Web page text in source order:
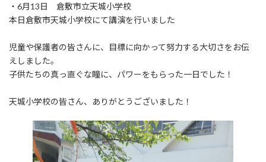
・6月13日 倉敷市立天城小学校
本日倉敷市天城小学校にて講演を行いました
児童や保護者の皆さんに、目標に向かって努力する大切さをお伝
えしました。
子供たちの真っ直ぐな瞳に、パワーをもらった一日でした！
天城小学校の皆さん、ありがとうございました！